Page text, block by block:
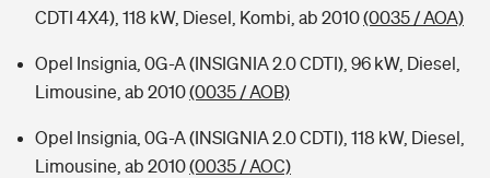
CDTI 4X4), 118 kW, Diesel, Kombi, ab 2010(0035 / AOA)
Opel Insignia, 0G-A (INSIGNIA 2.0 CDTI), 96 kW, Diesel,
Limousine, ab 2010(0035 / AOB)
Opel Insignia, 0G-A (INSIGNIA 2.0 CDTI), 118 kW, Diesel,
Limousine, ab 2010(0035 / AOC)